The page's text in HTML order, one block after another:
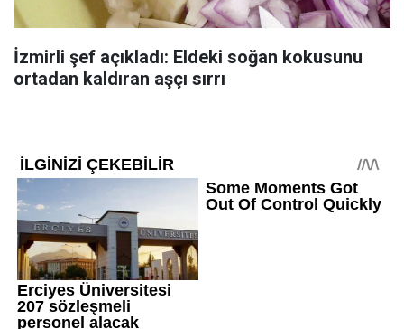
İzmirli şef açıkladı: Eldeki soğan kokusunu
ortadan kaldıran aşçı sırrı